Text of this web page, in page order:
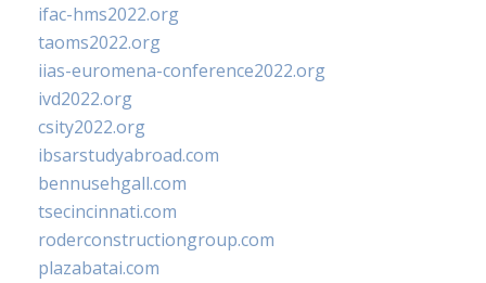
ifac-hms2022.org
taoms2022.org
iias-euromena-conference2022.org
ivd2022.org
csity2022.org
ibsarstudyabroad.com
bennusehgall.com
tsecincinnati.com
roderconstructiongroup.com
plazabatai.com